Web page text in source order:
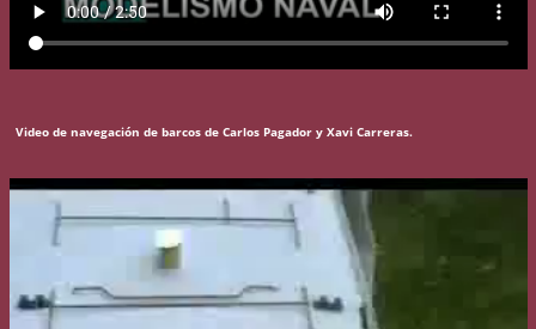
Video de navegación de barcos de Carlos Pagador y Xavi Carreras.